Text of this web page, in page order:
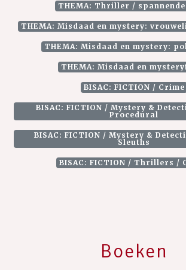
THEMA: Thriller /
THEMA: Misdaad en mystery:
THEMA: Misdaad en mystery:
THEMA: Misdaad en
BISAC: FICTION / Crime
BISAC: FICTION / Mystery &
Procedural
BISAC: FICTION / Mystery &
Sleuths
BISAC: FICTION / Thrillers /
Boeken